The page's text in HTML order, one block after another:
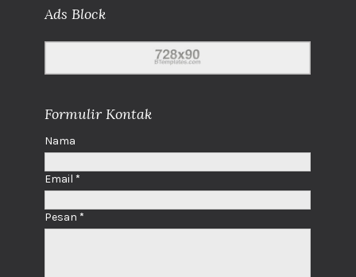
Ads Block
Formulir Kontak
Nama
Email *
Pesan *